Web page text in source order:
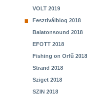
VOLT 2019
Fesztiválblog 2018
Balatonsound 2018
EFOTT 2018
Fishing on Orfű 2018
Strand 2018
Sziget 2018
SZIN 2018